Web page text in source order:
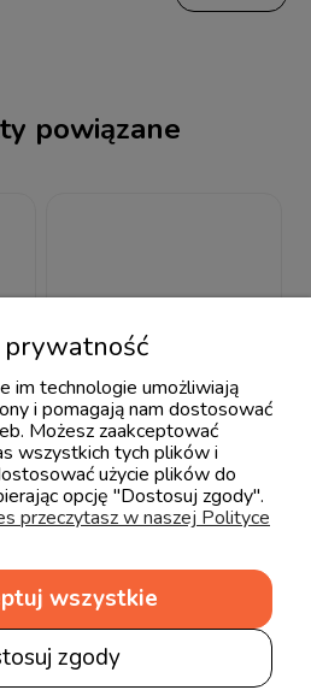
powiązane
Hevea Milusie
Prześcieradło 120x60
111,00 zł
prywatność
im technologie umożliwiają
i pomagają nam dostosować
Możesz zaakceptować
wszystkich tych plików i
użycie plików do
opcję "Dostosuj zgody".
przeczytasz w naszej Polityce
zgody
wszystkie